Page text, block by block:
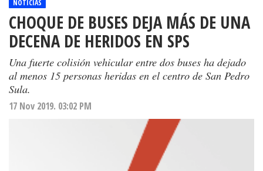
NOTICIAS
CHOQUE DE BUSES DEJA MÁS DE UNA
DECENA DE HERIDOS EN SPS
Una fuerte colisión vehicular entre dos buses ha dejado
al menos 15 personas heridas en el centro de San Pedro
Sula.
17 Nov 2019. 03:02 PM